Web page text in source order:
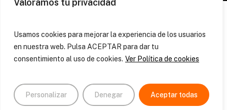
Valoramos tu privacidad
Usamos cookies para mejorar la experiencia de los usuarios
en nuestra web. Pulsa ACEPTAR para dar tu
consentimiento al uso de cookies. Ver Política de cookies
Personalizar Denegar Aceptar todas
Política de Privacidad
Aviso Legal
© Damarc Agrobotic SL2026